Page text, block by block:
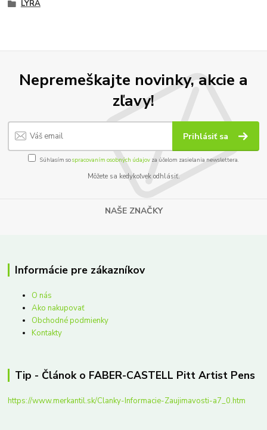
LYRA
Nepremeškajte novinky, akcie a
zľavy!
Prihlásiť sa
Súhlasím sospracovaním osobných údajov za účelom zasielania newslettera.
Môžete sa kedykoľvek odhlásiť.
NAŠE ZNAČKY
Informácie pre zákazníkov
O nás
Ako nakupovať
Obchodné podmienky
Kontakty
Tip - Článok o FABER-CASTELL Pitt Artist Pens
https://www.merkantil.sk/Clanky-Informacie-Zaujimavosti-a7_0.htm